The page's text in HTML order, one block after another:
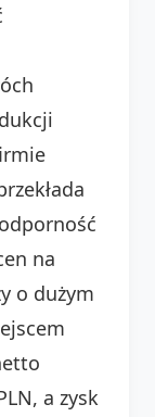
na
o dużym
a zysk